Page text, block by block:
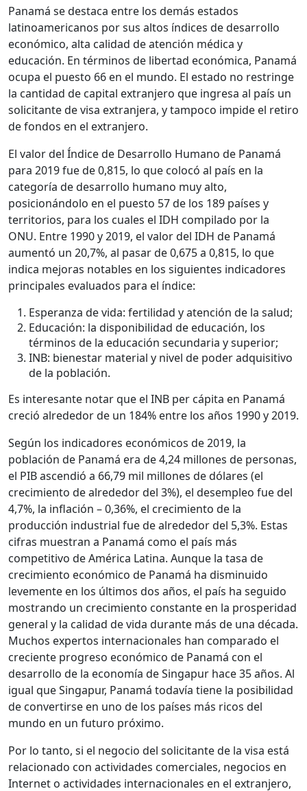
Panamá se destaca entre los demás estados
latinoamericanos por sus altos índices de desarrollo
económico, alta calidad de atención médica y
educación. En términos de libertad económica, Panamá
ocupa el puesto 66 en el mundo. El estado no restringe
la cantidad de capital extranjero que ingresa al país un
solicitante de visa extranjera, y tampoco impide el retiro
de fondos en el extranjero.
El valor del Índice de Desarrollo Humano de Panamá
para 2019 fue de 0,815, lo que colocó al país en la
categoría de desarrollo humano muy alto,
posicionándolo en el puesto 57 de los 189 países y
territorios, para los cuales el IDH compilado por la
ONU. Entre 1990 y 2019, el valor del IDH de Panamá
aumentó un 20,7%, al pasar de 0,675 a 0,815, lo que
indica mejoras notables en los siguientes indicadores
principales evaluados para el índice:
Esperanza de vida: fertilidad y atención de la salud;
Educación: la disponibilidad de educación, los
términos de la educación secundaria y superior;
INB: bienestar material y nivel de poder adquisitivo
de la población.
Es interesante notar que el INB per cápita en Panamá
creció alrededor de un 184% entre los años 1990 y 2019.
Según los indicadores económicos de 2019, la
población de Panamá era de 4,24 millones de personas,
el PIB ascendió a 66,79 mil millones de dólares (el
crecimiento de alrededor del 3%), el desempleo fue del
4,7%, la inflación – 0,36%, el crecimiento de la
producción industrial fue de alrededor del 5,3%. Estas
cifras muestran a Panamá como el país más
competitivo de América Latina. Aunque la tasa de
crecimiento económico de Panamá ha disminuido
levemente en los últimos dos años, el país ha seguido
mostrando un crecimiento constante en la prosperidad
general y la calidad de vida durante más de una década.
Muchos expertos internacionales han comparado el
creciente progreso económico de Panamá con el
desarrollo de la economía de Singapur hace 35 años. Al
igual que Singapur, Panamá todavía tiene la posibilidad
de convertirse en uno de los países más ricos del
mundo en un futuro próximo.
Por lo tanto, si el negocio del solicitante de la visa está
relacionado con actividades comerciales, negocios en
Internet o actividades internacionales en el extranjero,